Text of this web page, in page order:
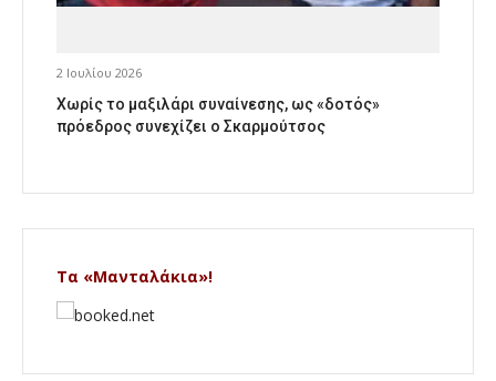
2 Ιουλίου 2026
Χωρίς το μαξιλάρι συναίνεσης, ως «δοτός»
πρόεδρος συνεχίζει ο Σκαρμούτσος
Τα «Μανταλάκια»!